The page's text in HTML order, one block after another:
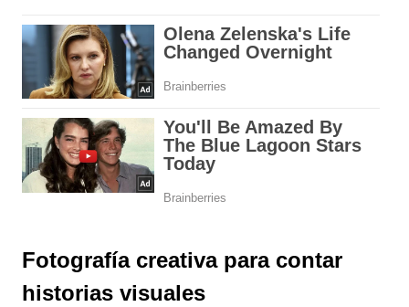
Fotografía creativa para contar
historias visuales